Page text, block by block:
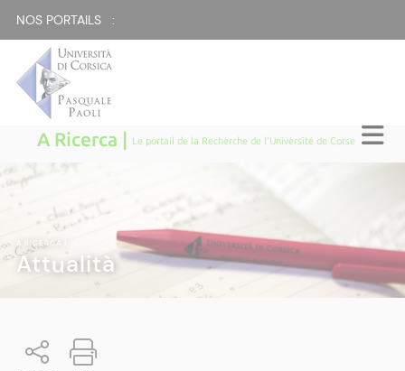
NOS PORTAILS :
A Ricerca | Le portail de la Recherche de l'Université de Corse
A RICERCA
Attualità